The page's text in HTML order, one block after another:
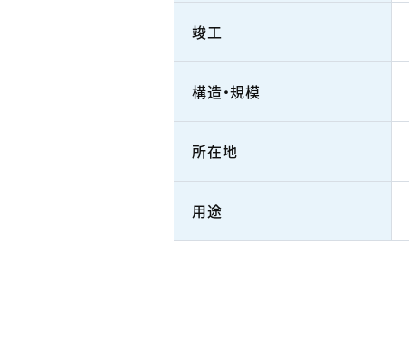
竣工
構造・規模
所在地
用途